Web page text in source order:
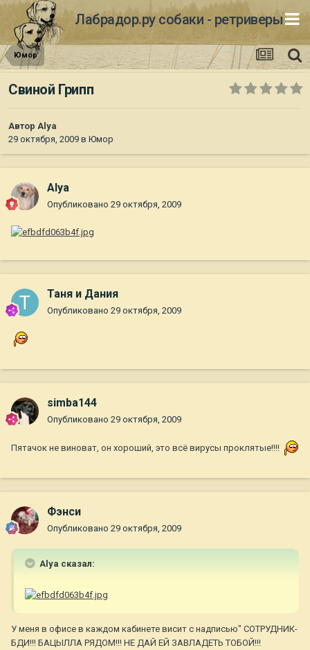
Лабрадор.ру собаки - ретриверы
Юмор
Свиной Грипп
Автор Alya
29 октября, 2009 в Юмор
Alya
Опубликовано 29 октября, 2009
Таня и Дания
Опубликовано 29 октября, 2009
simba144
Опубликовано 29 октября, 2009
Пятачок не виноват, он хороший, это всё вирусы проклятые!!!!
Фэнси
Опубликовано 29 октября, 2009
Alya сказал:
У меня в офисе в каждом кабинете висит с надписью" СОТРУДНИК-
БДИ!!! БАЦЫЛЛА РЯДОМ!!! НЕ ДАЙ ЕЙ ЗАВЛАДЕТЬ ТОБОЙ!!!